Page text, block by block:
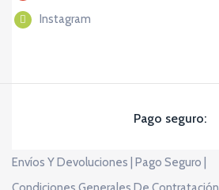
Instagram
Pago seguro:
Envíos Y Devoluciones | Pago Seguro |